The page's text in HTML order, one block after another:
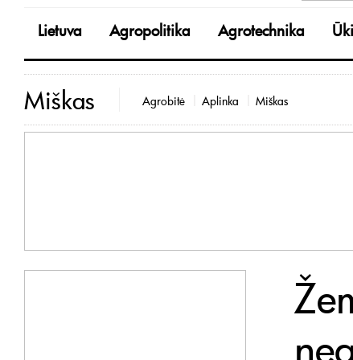
Lietuva Agropolitika Agrotechnika
Miškas Agrobitė Aplinka Miškas